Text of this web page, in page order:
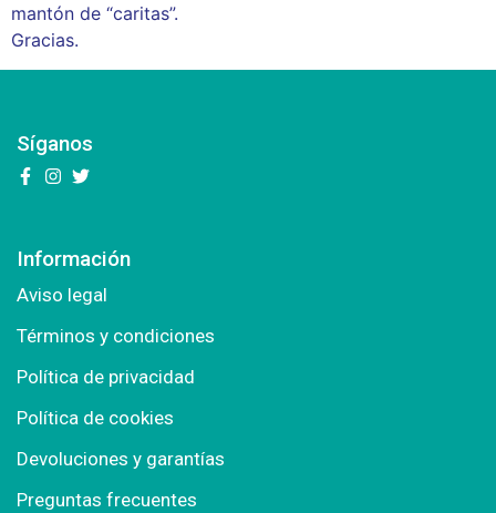
mantón de “caritas”.
Gracias.
Síganos
Información
Aviso legal
Términos y condiciones
Política de privacidad
Política de cookies
Devoluciones y garantías
Preguntas frecuentes